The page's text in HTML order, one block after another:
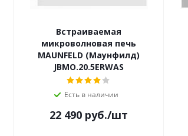
Встраиваемая
микроволновая печь
MAUNFELD (Маунфилд)
JBMO.20.5ERWAS
Есть в наличии
22 490 руб./шт